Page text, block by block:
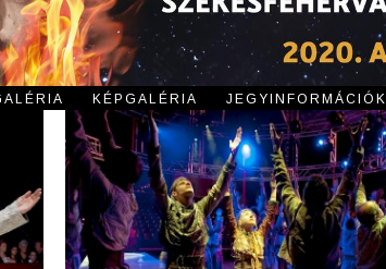
KÉPGALÉRIA JEGYINFORMÁCIÓK